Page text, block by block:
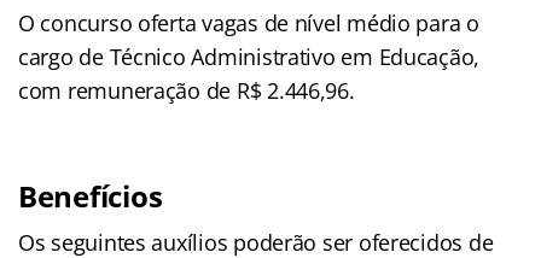
O concurso oferta vagas de nível médio para o
cargo de Técnico Administrativo em Educação,
com remuneração de R$ 2.446,96.
Benefícios
Os seguintes auxílios poderão ser oferecidos de